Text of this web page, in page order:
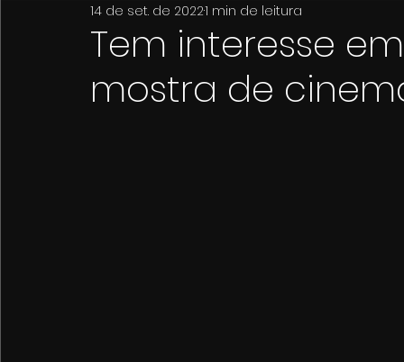
Tem interesse
mostra de
14 de set. de 20221 min de leitura